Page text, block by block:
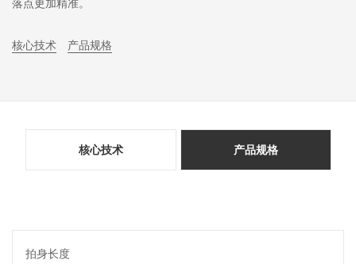
落点更加精准。
核心技术 产品规格
核心技术 产品规格
拍身长度